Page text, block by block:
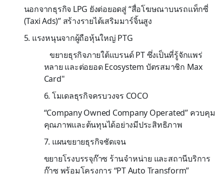
นอกจากธุรกิจ LPG ยังต่อยอดสู่ “สื่อโฆษณาบนรถแท็กซี่
(Taxi Ads)” สร้างรายได้เสริมมาร์จิ้นสูง
5. แรงหนุนจากผู้ถือหุ้นใหญ่ PTG
ขยายธุรกิจภายใต้แบรนด์PTซึ่งเป็นที่รู้จักแพร่
หลาย และต่อยอดEcosystem บัตรสมาชิก Max
Card"
6. โมเดลธุรกิจครบวงจร COCO
“Company Owned Company Operated” ควบคุม
คุณภาพและต้นทุนได้อย่างมีประสิทธิภาพ
7. แผนขยายธุรกิจชัดเจน
ขยายโรงบรรจุก๊าซ ร้านจำหน่าย และสถานีบริการ
ก๊าซ พร้อมโครงการ “PT Auto Transform”